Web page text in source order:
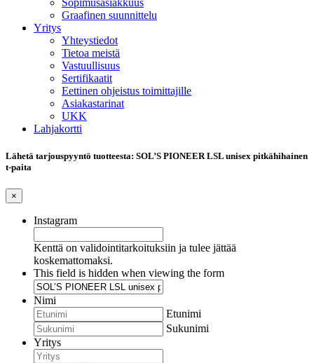
Sopimusasiakkuus
Graafinen suunnittelu
Yritys
Yhteystiedot
Tietoa meistä
Vastuullisuus
Sertifikaatit
Eettinen ohjeistus toimittajille
Asiakastarinat
UKK
Lahjakortti
Lähetä tarjouspyyntö tuotteesta: SOL’S PIONEER LSL unisex pitkähihainen
t-paita
×
Instagram
Kenttä on validointitarkoituksiin ja tulee jättää
koskemattomaksi.
This field is hidden when viewing the form
Nimi
Etunimi
Sukunimi
Yritys